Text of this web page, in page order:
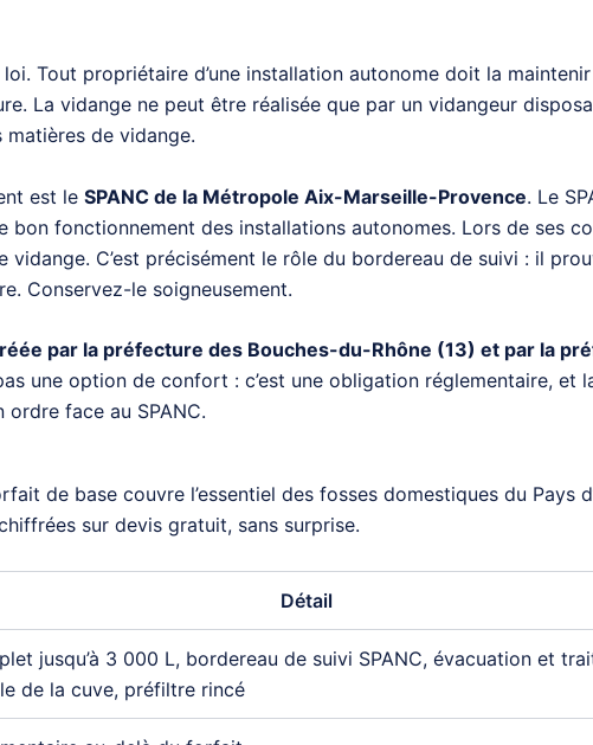
Tout propriétaire d’une installation autonome doit la
La vidange ne peut être réalisée que par un vidangeur
de vidange.
est le SPANC de la Métropole Aix-Marseille-Provence. Le
fonctionnement des installations autonomes. Lors de ses
C’est précisément le rôle du bordereau de suivi : il
Conservez-le soigneusement.
par la préfecture des Bouches-du-Rhône (13) et par la
une option de confort : c’est une obligation réglementaire, et
face au SPANC.
de base couvre l’essentiel des fosses domestiques du Pays
sur devis gratuit, sans surprise.
Détail
jusqu’à 3 000 L, bordereau de suivi SPANC, évacuation et
de la cuve, préfiltre rincé